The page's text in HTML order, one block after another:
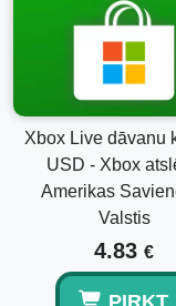
Xbox Live dāvanu
USD - Xbox
Amerikas
Valstis
4.83 €
PIRKT